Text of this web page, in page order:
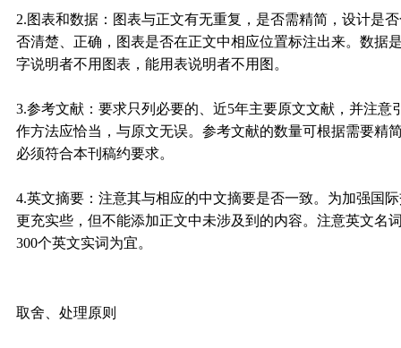
2.图表和数据：图表与正文有无重复，是否需精简，设计是
否清楚、正确，图表是否在正文中相应位置标注出来。数据
字说明者不用图表，能用表说明者不用图。
3.参考文献：要求只列必要的、近5年主要原文文献，并注意
作方法应恰当，与原文无误。参考文献的数量可根据需要精
必须符合本刊稿约要求。
4.英文摘要：注意其与相应的中文摘要是否一致。为加强国
更充实些，但不能添加正文中未涉及到的内容。注意英文名
300个英文实词为宜。
取舍、处理原则